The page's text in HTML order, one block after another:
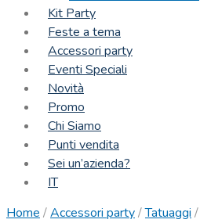
Kit Party
Feste a tema
Accessori party
Eventi Speciali
Novità
Promo
Chi Siamo
Punti vendita
Sei un’azienda?
IT
Home /Accessori party/Tatuaggi /